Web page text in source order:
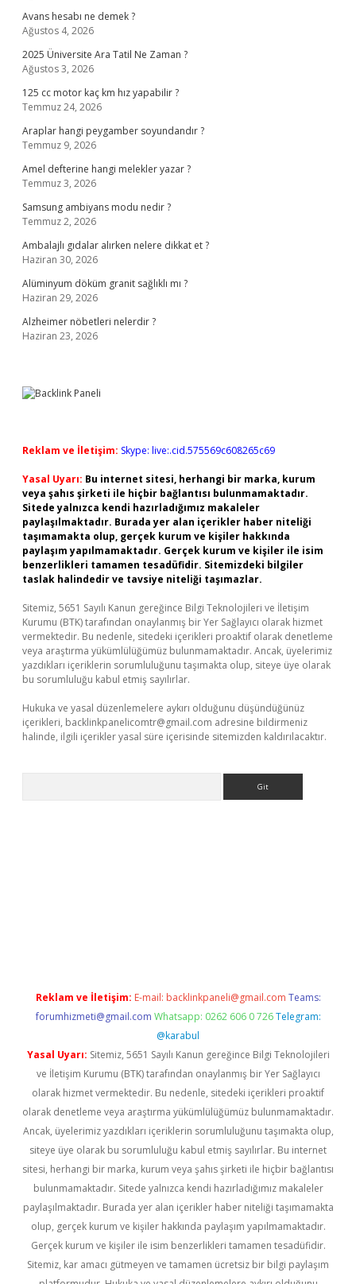
Avans hesabı ne demek ?
Ağustos 4, 2026
2025 Üniversite Ara Tatil Ne Zaman ?
Ağustos 3, 2026
125 cc motor kaç km hız yapabilir ?
Temmuz 24, 2026
Araplar hangi peygamber soyundandır ?
Temmuz 9, 2026
Amel defterine hangi melekler yazar ?
Temmuz 3, 2026
Samsung ambiyans modu nedir ?
Temmuz 2, 2026
Ambalajlı gıdalar alırken nelere dikkat et ?
Haziran 30, 2026
Alüminyum döküm granit sağlıklı mı ?
Haziran 29, 2026
Alzheimer nöbetleri nelerdir ?
Haziran 23, 2026
Reklam ve İletişim: Skype: live:.cid.575569c608265c69
Yasal Uyarı: Bu internet sitesi, herhangi bir marka, kurum
veya şahıs şirketi ile hiçbir bağlantısı bulunmamaktadır.
Sitede yalnızca kendi hazırladığımız makaleler
paylaşılmaktadır. Burada yer alan içerikler haber niteliği
taşımamakta olup, gerçek kurum ve kişiler hakkında
paylaşım yapılmamaktadır. Gerçek kurum ve kişiler ile isim
benzerlikleri tamamen tesadüfidir. Sitemizdeki bilgiler
taslak halindedir ve tavsiye niteliği taşımazlar.
Sitemiz, 5651 Sayılı Kanun gereğince Bilgi Teknolojileri ve İletişim
Kurumu (BTK) tarafından onaylanmış bir Yer Sağlayıcı olarak hizmet
vermektedir. Bu nedenle, sitedeki içerikleri proaktif olarak denetleme
veya araştırma yükümlülüğümüz bulunmamaktadır. Ancak, üyelerimiz
yazdıkları içeriklerin sorumluluğunu taşımakta olup, siteye üye olarak
bu sorumluluğu kabul etmiş sayılırlar.
Hukuka ve yasal düzenlemelere aykırı olduğunu düşündüğünüz
içerikleri, backlinkpanelicomtr@gmail.com adresine bildirmeniz
halinde, ilgili içerikler yasal süre içerisinde sitemizden kaldırılacaktır.
Reklam ve İletişim: E-mail: backlinkpaneli@gmail.com Teams:
forumhizmeti@gmail.com Whatsapp: 0262 606 0 726 Telegram:
@karabul
Yasal Uyarı: Sitemiz, 5651 Sayılı Kanun gereğince Bilgi Teknolojileri
ve İletişim Kurumu (BTK) tarafından onaylanmış bir Yer Sağlayıcı
olarak hizmet vermektedir. Bu nedenle, sitedeki içerikleri proaktif
olarak denetleme veya araştırma yükümlülüğümüz bulunmamaktadır.
Ancak, üyelerimiz yazdıkları içeriklerin sorumluluğunu taşımakta olup,
siteye üye olarak bu sorumluluğu kabul etmiş sayılırlar. Bu internet
sitesi, herhangi bir marka, kurum veya şahıs şirketi ile hiçbir bağlantısı
bulunmamaktadır. Sitede yalnızca kendi hazırladığımız makaleler
paylaşılmaktadır. Burada yer alan içerikler haber niteliği taşımamakta
olup, gerçek kurum ve kişiler hakkında paylaşım yapılmamaktadır.
Gerçek kurum ve kişiler ile isim benzerlikleri tamamen tesadüfidir.
Sitemiz, kar amacı gütmeyen ve tamamen ücretsiz bir bilgi paylaşım